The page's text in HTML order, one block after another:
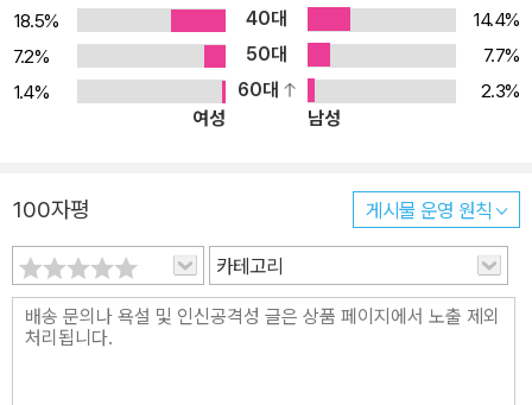
외에도 파버 비레의 말과 같이 색이 직접적인 '선택의 영역'에 영향을
주는 예는 주변에서 쉽게 찾아볼 수 있다. 컬러가 생리적 또는 심리적
면에서 사람들에게 결정적인 영향을 미쳐 상품 선택 시 중요한 요인
으로 작용한다는 사실이 밝혀지면서 물품 판매에 컬러를 활용하는 컬
제 바야흐로 '컬러가 제품을 파는 시대'에 살고 있는 것이다. - 색채 마
케팅 기법의 새로운 지침서 컬러 마케팅이 발달하면서 '컬러를 모르
면 마케팅을 할 수 없다'는 말까지 나오고 있다. 이 책은 색이 인간에
게 미치는 영향과 이를 이용한 컬러 마케팅이 어떤 기법으로 발전했
는가를 보여준다. 그러나 그간의 '컬러 마케팅서'와는 몇 가지 차별점
을 지니고 출발한다. 우선 컬러에서 트렌드를 읽어 색이 가지는 이미
18.5%
40대
14.4%
7.2%
50대
7.7%
1.4%
60대
2.3%
여성
남성
100자평 게시물 운영 원칙
카테고리